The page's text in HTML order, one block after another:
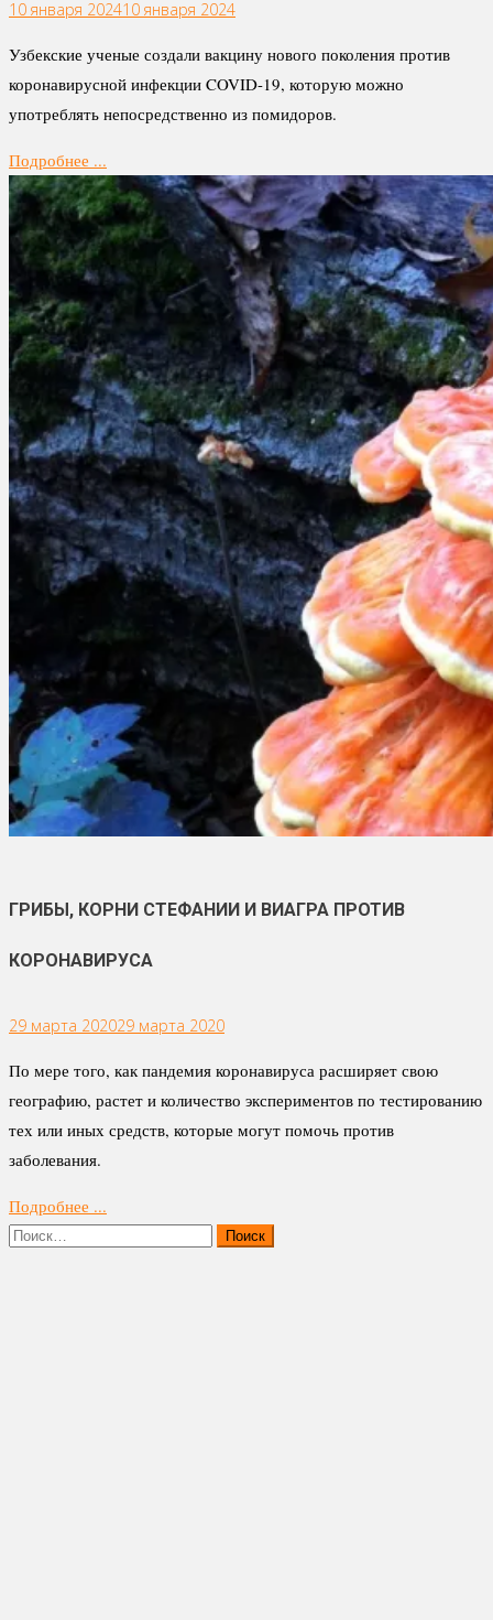
10 января 202410 января 2024
Узбекские ученые создали вакцину нового поколения против
коронавирусной инфекции COVID-19, которую можно
употреблять непосредственно из помидоров.
Подробнее ...
ГРИБЫ, КОРНИ СТЕФАНИИ И ВИАГРА ПРОТИВ
КОРОНАВИРУСА
29 марта 202029 марта 2020
По мере того, как пандемия коронавируса расширяет свою
географию, растет и количество экспериментов по тестированию
тех или иных средств, которые могут помочь против
заболевания.
Подробнее ...
Найти: